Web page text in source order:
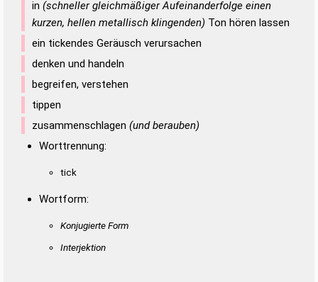
in (schneller gleichmäßiger Aufeinanderfolge einen
kurzen, hellen metallisch klingenden) Ton hören lassen
ein tickendes Geräusch verursachen
denken und handeln
begreifen, verstehen
tippen
zusammenschlagen (und berauben)
Worttrennung:
tick
Wortform:
Konjugierte Form
Interjektion